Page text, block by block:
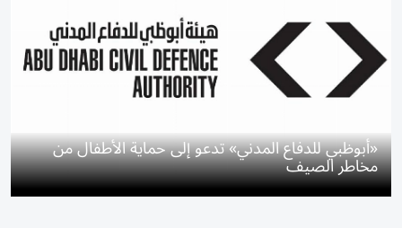
«أبوظبي للدفاع المدني» تدعو إلى حماية الأطفال من
مخاطر الصيف